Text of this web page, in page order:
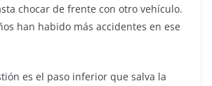
chocar de frente con otro vehículo.
han habido más accidentes en ese
es el paso inferior que salva la